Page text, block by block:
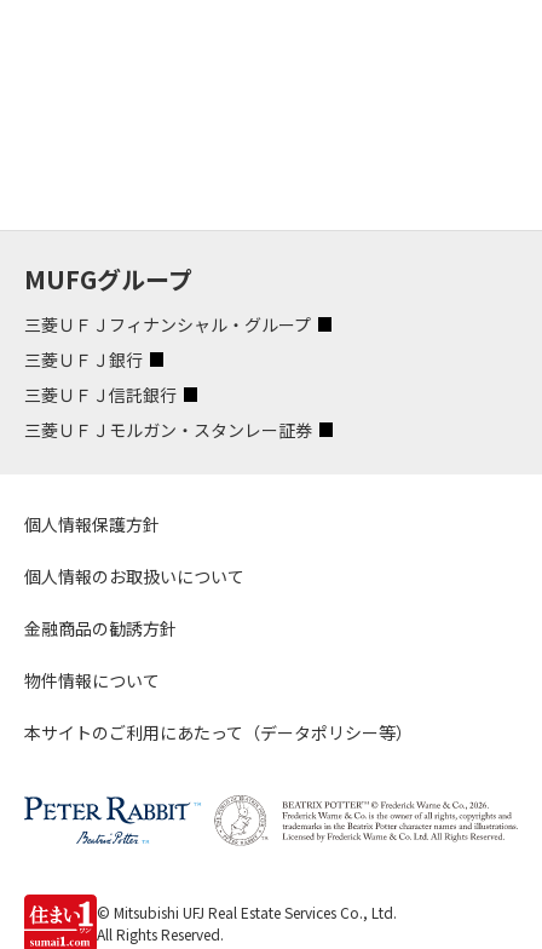
MUFGグループ
三菱ＵＦＪフィナンシャル・グループ
三菱ＵＦＪ銀行
三菱ＵＦＪ信託銀行
三菱ＵＦＪモルガン・スタンレー証券
個人情報保護方針
個人情報のお取扱いについて
金融商品の勧誘方針
物件情報について
本サイトのご利用にあたって（データポリシー等）
© Mitsubishi UFJ Real Estate Services Co., Ltd.
All Rights Reserved.